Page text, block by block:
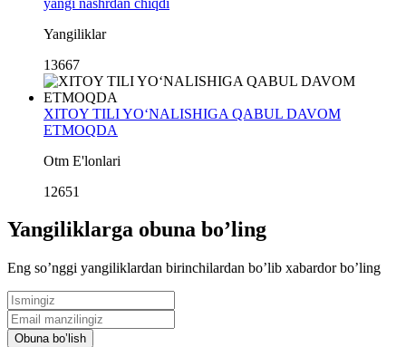
Yangiliklar
13667
XITOY TILI YO‘NALISHIGA QABUL DAVOM
ETMOQDA
Otm E'lonlari
12651
Yangiliklarga obuna boʼling
Eng soʼnggi yangiliklardan birinchilardan boʼlib xabardor boʼling
Obuna boʼlish